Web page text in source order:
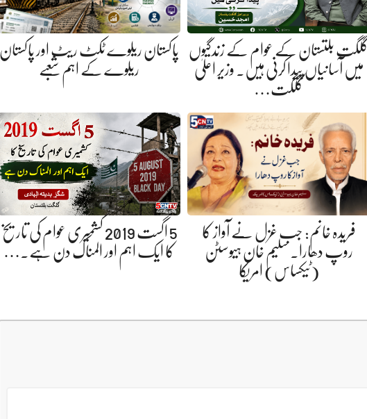
گلگت بلتستان کے عوام کے زندگیوں
میں آسانیاں پیدا کرنی ہیں. وزیر اعلیٰ
گلگت…
پاکستان ریلوے ٹکٹ ریٹ اور پاکستان
ریلوے کے اہم شعبے
فریدہ خانم: جب غزل نے آواز کا
روپ دھارا. سلیم خان ہیوسٹن
(ٹیکساس) امریکا
5 اگست 2019 کشمیری عوام کی تاریخ
کا ایک اہم اور المناک دن ہے.…